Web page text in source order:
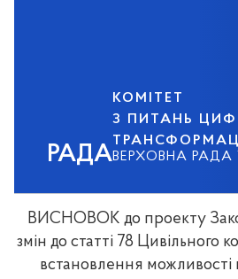
РАДА
КОМІТЕТ
З ПИТАНЬ
ВЕРХОВНА РАДА
ВИСНОВОК до проекту
змін до статті 78 Цивільного
встановлення можливості